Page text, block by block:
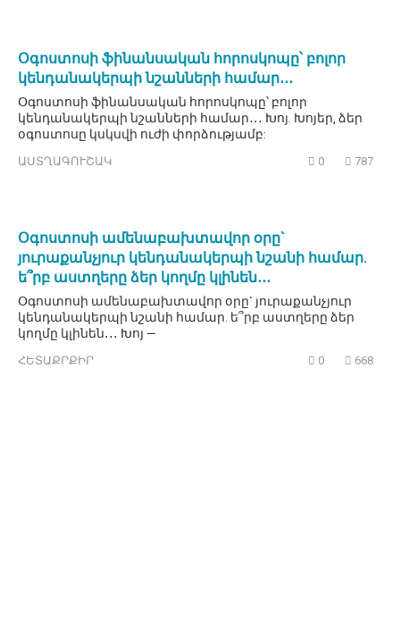
Օգոստոսի ֆինանսական հորոսկոպը՝ բոլոր
կենդանակերպի նշանների համար․․․
Օգոստոսի ֆինանսական հորոսկոպը՝ բոլոր
կենդանակերպի նշանների համար․․․ Խոյ. Խոյեր, ձեր
օգոստոսը կսկսվի ուժի փորձությամբ:
ԱՍՏՂԱԳՈՒՇԱԿ 0 787
Օգոստոսի ամենաբախտավոր օրը`
յուրաքանչյուր կենդանակերպի նշանի համար.
ե՞րբ աստղերը ձեր կողմը կլինեն․․․
Օգոստոսի ամենաբախտավոր օրը` յուրաքանչյուր
կենդանակերպի նշանի համար. ե՞րբ աստղերը ձեր
կողմը կլինեն․․․ Խոյ —
ՀԵՏԱՔՐՔԻՐ 0 668